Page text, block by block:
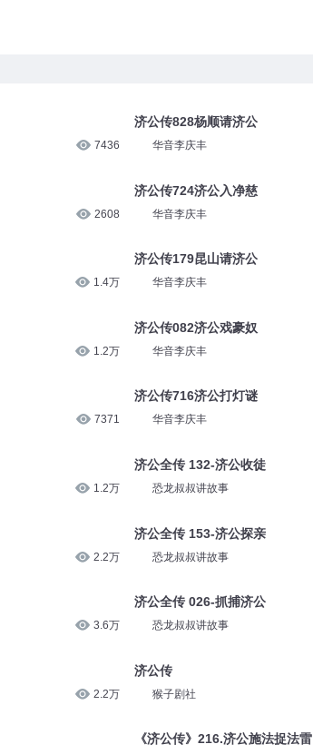
7436
2608
1.4万
1.2万
7371
1.2万
2.2万
3.6万
2.2万
济公传828杨顺请济公
华音李庆丰
济公传724济公入净慈
华音李庆丰
济公传179昆山请济公
华音李庆丰
济公传082济公戏豪奴
华音李庆丰
济公传716济公打灯谜
华音李庆丰
济公全传 132-济公收徒
恐龙叔叔讲故事
济公全传 153-济公探亲
恐龙叔叔讲故事
济公全传 026-抓捕济公
恐龙叔叔讲故事
济公传
猴子剧社
《济公传》216.济公施法捉法雷